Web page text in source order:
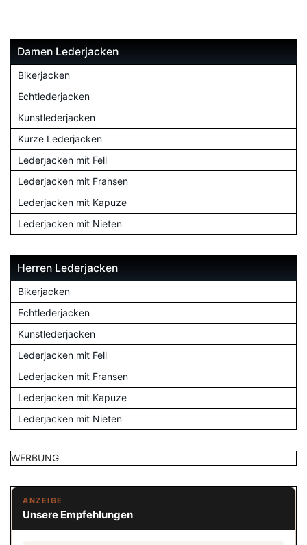
Damen Lederjacken
Bikerjacken
Echtlederjacken
Kunstlederjacken
Kurze Lederjacken
Lederjacken mit Fell
Lederjacken mit Fransen
Lederjacken mit Kapuze
Lederjacken mit Nieten
Herren Lederjacken
Bikerjacken
Echtlederjacken
Kunstlederjacken
Lederjacken mit Fell
Lederjacken mit Fransen
Lederjacken mit Kapuze
Lederjacken mit Nieten
WERBUNG
ANZEIGE
Unsere Empfehlungen